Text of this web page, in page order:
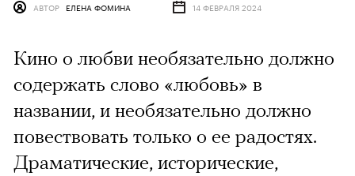
АВТОР ЕЛЕНА ФОМИНА 14 ФЕВРАЛЯ 2024
Кино о любви необязательно должно
содержать слово «любовь» в
названии, и необязательно должно
повествовать только о ее радостях.
Драматические, исторические,